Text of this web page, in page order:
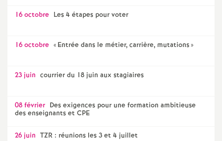
16 octobre Les 4 étapes pour voter
16 octobre « Entrée dans le métier, carrière, mutations»
23 juin courrier du 18 juin aux stagiaires
08 février Des exigences pour une formation ambitieuse
des enseignants et CPE
26 juin TZR : réunions les 3 et 4 juillet